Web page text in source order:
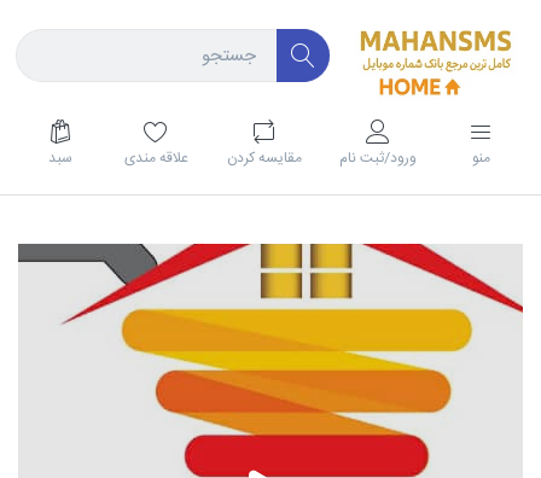
منو ورود/ثبت نام مقايسه كردن علاقه مندی سبد